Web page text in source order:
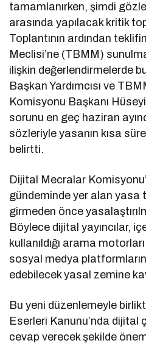
tamamlanırken, şimdi
arasında yapılacak kritik
Toplantının ardından
Meclisi’ne (TBMM)
ilişkin değerlendirmelerde
Başkan Yardımcısı ve
Komisyonu Başkanı
sorunu en geç haziran
sözleriyle yasanın kısa
belirtti.
Dijital Mecralar
gündeminde yer alan yasa
girmeden önce
Böylece dijital yayıncılar,
kullanıldığı arama
sosyal medya
edebilecek yasal zemine
Bu yeni düzenlemeyle
Eserleri Kanunu’nda dijital
cevap verecek şekilde